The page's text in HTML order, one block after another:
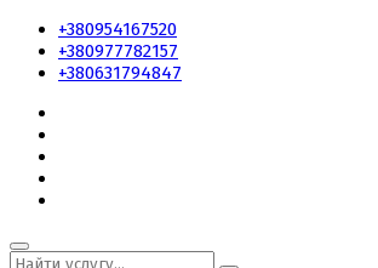
+380954167520
+380977782157
+380631794847